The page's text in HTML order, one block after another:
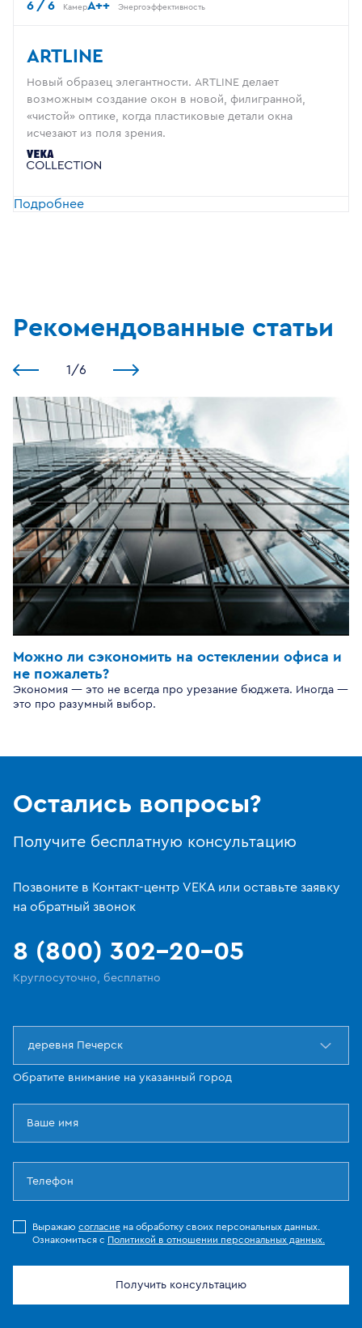
6 / 6 КамерA++ Энергоэффективность
ARTLINE
Новый образец элегантности. ARTLINE делает
возможным создание окон в новой, филигранной,
«чистой» оптике, когда пластиковые детали окна
исчезают из поля зрения.
Подробнее
Рекомендованные статьи
1 /6
Можно ли сэкономить на остеклении офиса и
не пожалеть?
Экономия — это не всегда про урезание бюджета. Иногда —
это про разумный выбор.
Остались вопросы?
Получите бесплатную консультацию
Позвоните в Контакт-центр VEKA или оставьте заявку
на обратный звонок
8 (800) 302-20-05
Круглосуточно, бесплатно
деревня Печерск
Обратите внимание на указанный город
Выражаю согласие на обработку своих персональных данных.
Ознакомиться с Политикой в отношении персональных данных.
Получить консультацию